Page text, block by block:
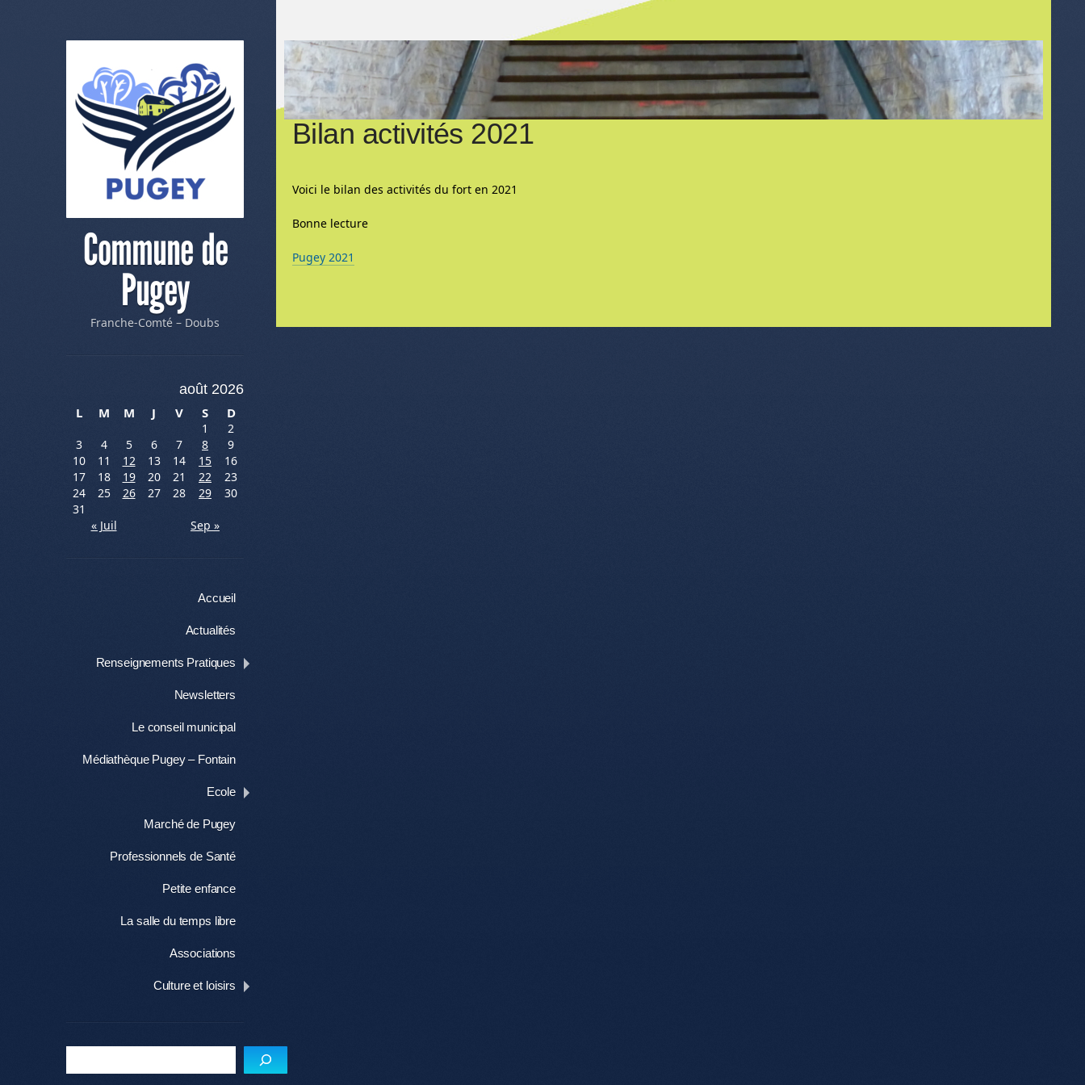
Commune de
Pugey
Franche-Comté – Doubs
août 2026
L
M M J V S D
1
2
3
4 5 6 7 8
9
10
11 12 13 14 15
16
17
18 19 20 21 22
23
24
25 26 27 28 29
30
31
« Juil
Sep »
Accueil
Actualités
Renseignements Pratiques
Newsletters
Le conseil municipal
Médiathèque Pugey – Fontain
Ecole
Marché de Pugey
Professionnels de Santé
Petite enfance
La salle du temps libre
Associations
Culture et loisirs
Bilan activités 2021
Voici le bilan des activités du fort en 2021
Bonne lecture
Pugey 2021
Menu de l'article